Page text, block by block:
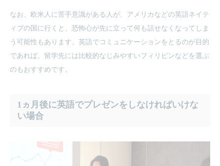
なお、欧米人に苦手意識がある人が、アメリカなどの英語ネイテ
ィブの国に行くと、恐怖心が先に立って何も話せなくなってしま
う可能性もあります。英語でコミュニケーションをとるのが目的
であれば、留学先には比較的なじみやすいフィリピンなどを選ぶ
のもおすすめです。
1ヵ月後に英語でプレゼンをしなければいけな
い場合